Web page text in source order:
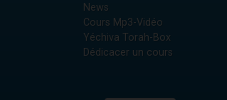
News
Cours Mp3-Vidéo
Yéchiva Torah-Box
Dédicacer un cours